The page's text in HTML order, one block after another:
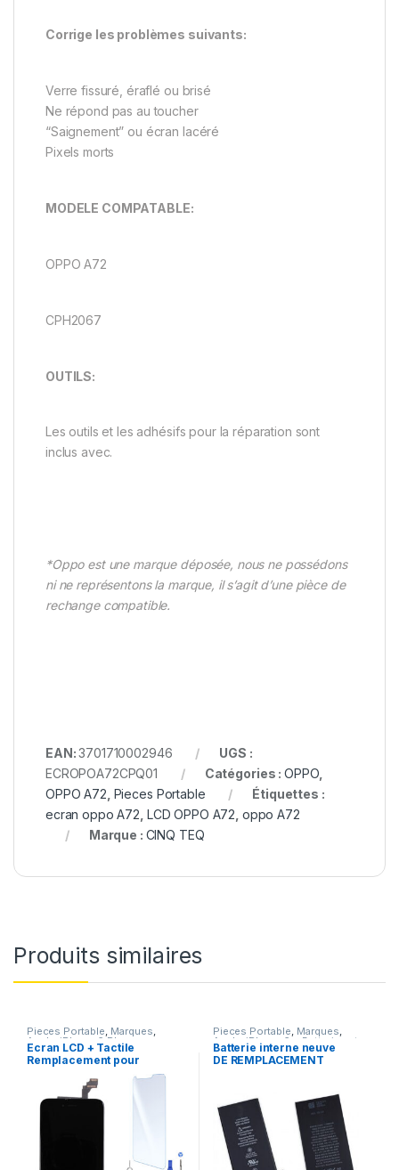
Corrige les problèmes suivants:
Verre fissuré, éraflé ou brisé
Ne répond pas au toucher
“Saignement” ou écran lacéré
Pixels morts
MODELE COMPATABLE:
OPPO A72
CPH2067
OUTILS:
Les outils et les adhésifs pour la réparation sont
inclus avec.
*Oppo est une marque déposée, nous ne possédons
ni ne représentons la marque, il s’agit d’une pièce de
rechange compatible.
EAN:3701710002946
UGS :
ECROPOA72CPQ01
Catégories : OPPO,
OPPO A72, Pieces Portable
Étiquettes :
ecran oppo A72, LCD OPPO A72, oppo A72
Marque : CINQ TEQ
Produits similaires
Pieces Portable, Marques,
Apple iPhone 6 Plus
Ecran LCD + Tactile
Remplacement pour
iPhone 6 Plus Noir + Kit
Pieces Portable, Marques,
Apple iPhone 6s Batteries et
chargeurs,Batteries,Batteries
Apple
Batterie interne neuve
DE REMPLACEMENT